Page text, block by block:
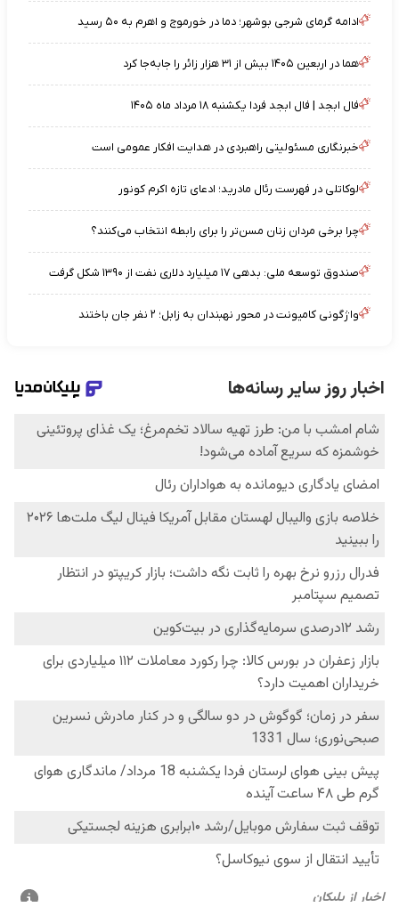
ادامه گرمای شرجی بوشهر؛ دما در خورموج و اهرم به ۵۰ رسید
هما در اربعین ۱۴۰۵ بیش از ۳۱ هزار زائر را جابه‌جا کرد
فال ابجد | فال ابجد فردا یکشنبه ۱۸ مرداد ماه ۱۴۰۵
خبرنگاری مسئولیتی راهبردی در هدایت افکار عمومی است
لوکاتلی در فهرست رئال مادرید؛ ادعای تازه اکرم کونور
چرا برخی مردان زنان مسن‌تر را برای رابطه انتخاب می‌کنند؟
صندوق توسعه ملی: بدهی ۱۷ میلیارد دلاری نفت از ۱۳۹۰ شکل گرفت
واژگونی کامیونت در محور نهبندان به زابل؛ ۲ نفر جان باختند